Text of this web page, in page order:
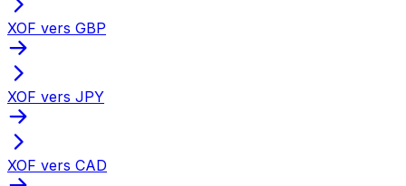
XOF vers GBP
XOF vers JPY
XOF vers CAD